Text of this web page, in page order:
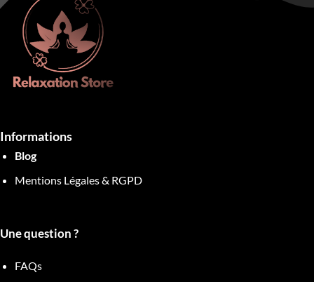
Informations
Blog
Mentions Légales & RGPD
Une question ?
FAQs